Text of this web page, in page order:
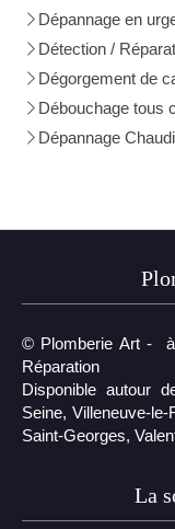
Dépannage en
Détection /
Dégorgement de
Débouchage tous
Dépannage
© Plomberie Art - à
Réparation
Disponible autour
Seine, Villeneuve-
Saint-Georges,
La